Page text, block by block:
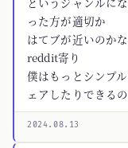
った方が適切か
はてブが近いのか
reddit寄り
僕はもっとシンプ
ェアしたりできる
2024.08.13